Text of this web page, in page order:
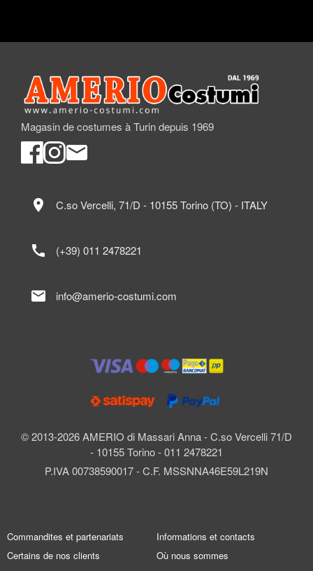
Magasin de costumes à Turin depuis 1969
© 2013-2026 AMERIO di Massari Anna - C.so Vercelli 71/D
- 10155 Torino - 011 2478221
P.IVA 00738590017 - C.F. MSSNNA46E59L219N
location_on C.so Vercelli, 71/D - 10155 Torino (TO) - ITALY
call (+39) 011 2478221
mail info@amerio-costumi.com
Commandites et partenariats
Certains de nos clients
Informations et contacts
Où nous sommes